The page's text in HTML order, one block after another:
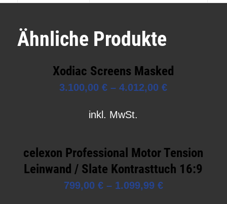
Ähnliche Produkte
Xodiac Screens Masked
3.100,00€ –4.012,00€
inkl. MwSt.
celexon Professional Motor Tension
Leinwand / Slate Kontrasttuch 16:9
799,00 €– 1.099,99 €